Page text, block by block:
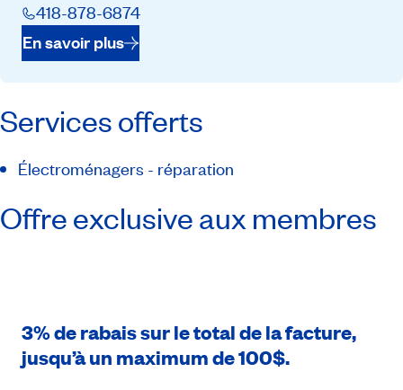
418-878-6874
En savoir plus
Services offerts
Électroménagers - réparation
Offre exclusive aux membres
3% de rabais sur le total de la facture,
jusqu’à un maximum de 100$.